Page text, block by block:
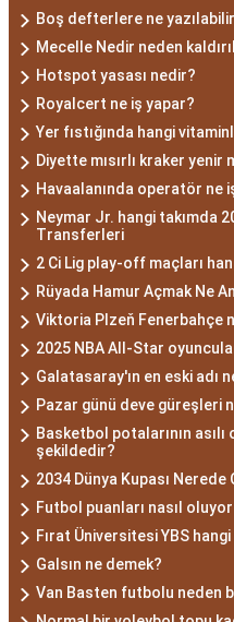
Boş defterlere ne
Mecelle Nedir neden
Hotspot yasası nedir?
Royalcert ne iş yapar?
Yer fıstığında hangi
Diyette mısırlı kraker yenir
Havaalanında operatör ne
Neymar Jr. hangi takımda
Transferleri
2 Ci Lig play-off maçları
Rüyada Hamur Açmak Ne
Viktoria Plzeň Fenerbahçe
2025 NBA All-Star
Galatasaray'ın en eski adı
Pazar günü deve güreşleri
Basketbol potalarının
şekildedir?
2034 Dünya Kupası
Futbol puanları nasıl oluyor
Fırat Üniversitesi YBS
Galsın ne demek?
Van Basten futbolu neden